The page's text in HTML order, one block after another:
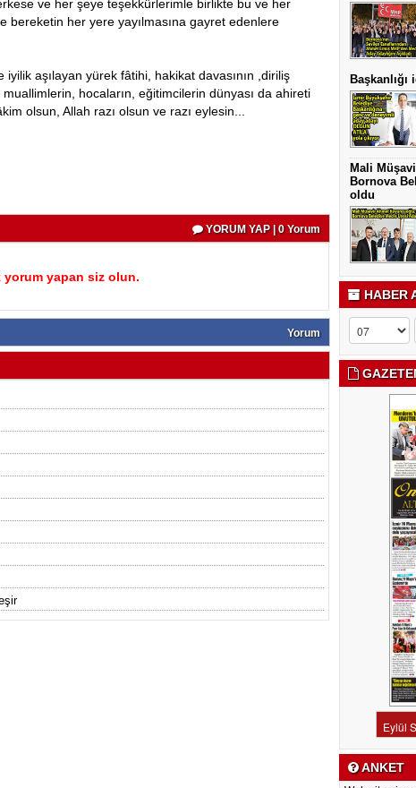
ve her şeye teşekkürlerimle birlikte bu ve her
bereketin her yere yayılmasına gayret edenlere
aşılayan yürek fâtihi, hakikat davasının ,diriliş
hocaların, eğitimcilerin dünyası da ahireti
olsun, Allah razı olsun ve razı eylesin...
YORUM YAP | 0 Yorum
yorum yapan siz olun.
Yorum
Mali
Bornova
oldu
HABER
ANKET